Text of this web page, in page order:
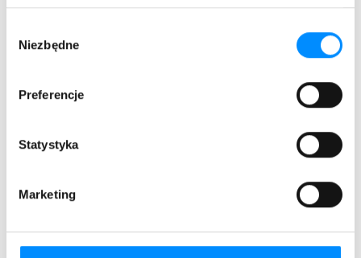
zgody
Niezbędne
Preferencje
Statystyka
Marketing